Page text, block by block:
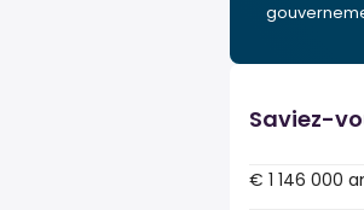
Saviez-
€ 1 146 000